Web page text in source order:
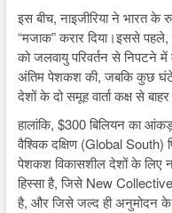
इस बीच, नाइजीरिया ने भारत के
“मजाक” करार दिया।इससे
को जलवायु परिवर्तन से निपटने
अंतिम पेशकश की, जबकि कुछ
देशों के दो समूह वार्ता कक्ष से
हालांकि, $300 बिलियन का
वैश्विक दक्षिण (Global South)
पेशकश विकासशील देशों के लिए
हिस्सा है, जिसे New
है, और जिसे जल्द ही अनुमोदन के